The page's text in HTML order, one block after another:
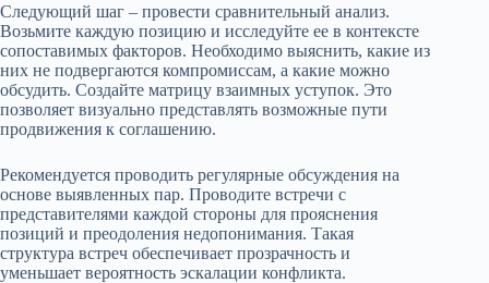
Следующий шаг – провести сравнительный анализ.
Возьмите каждую позицию и исследуйте ее в контексте
сопоставимых факторов. Необходимо выяснить, какие из
них не подвергаются компромиссам, а какие можно
обсудить. Создайте матрицу взаимных уступок. Это
позволяет визуально представлять возможные пути
продвижения к соглашению.
Рекомендуется проводить регулярные обсуждения на
основе выявленных пар. Проводите встречи с
представителями каждой стороны для прояснения
позиций и преодоления недопонимания. Такая
структура встреч обеспечивает прозрачность и
уменьшает вероятность эскалации конфликта.